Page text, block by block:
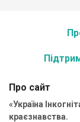
Про сайт
«Україна
краєзнавства.